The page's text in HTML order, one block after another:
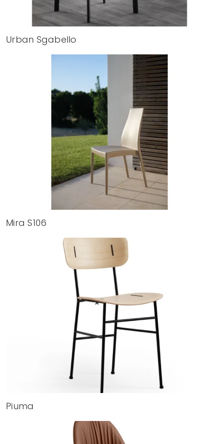
Urban Sgabello
Mira S106
Piuma